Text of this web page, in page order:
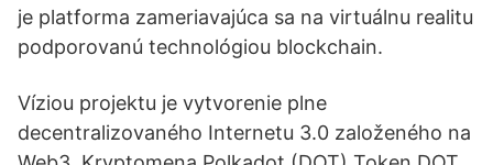
je platforma zameriavajúca sa na virtuálnu realitu
podporovanú technológiou blockchain.
Víziou projektu je vytvorenie plne
decentralizovaného Internetu 3.0 založeného na